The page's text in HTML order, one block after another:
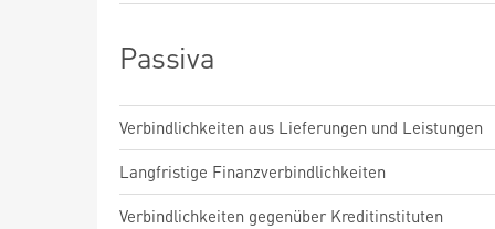
Passiva
Verbindlichkeiten aus Lieferungen und Leistungen
Langfristige Finanzverbindlichkeiten
Verbindlichkeiten gegenüber Kreditinstituten